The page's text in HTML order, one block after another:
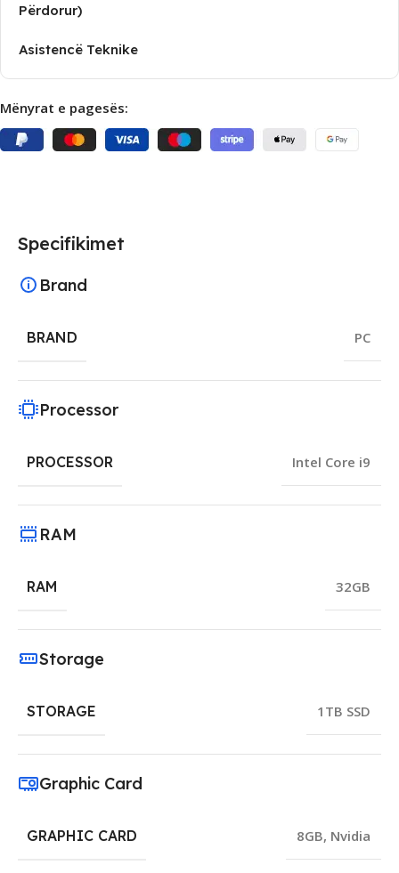
Përdorur)
Asistencë Teknike
Mënyrat e pagesës:
Specifikimet
Brand
BRAND PC
Processor
PROCESSOR Intel Core i9
RAM
RAM 32GB
Storage
STORAGE 1TB SSD
Graphic Card
GRAPHIC CARD 8GB, Nvidia